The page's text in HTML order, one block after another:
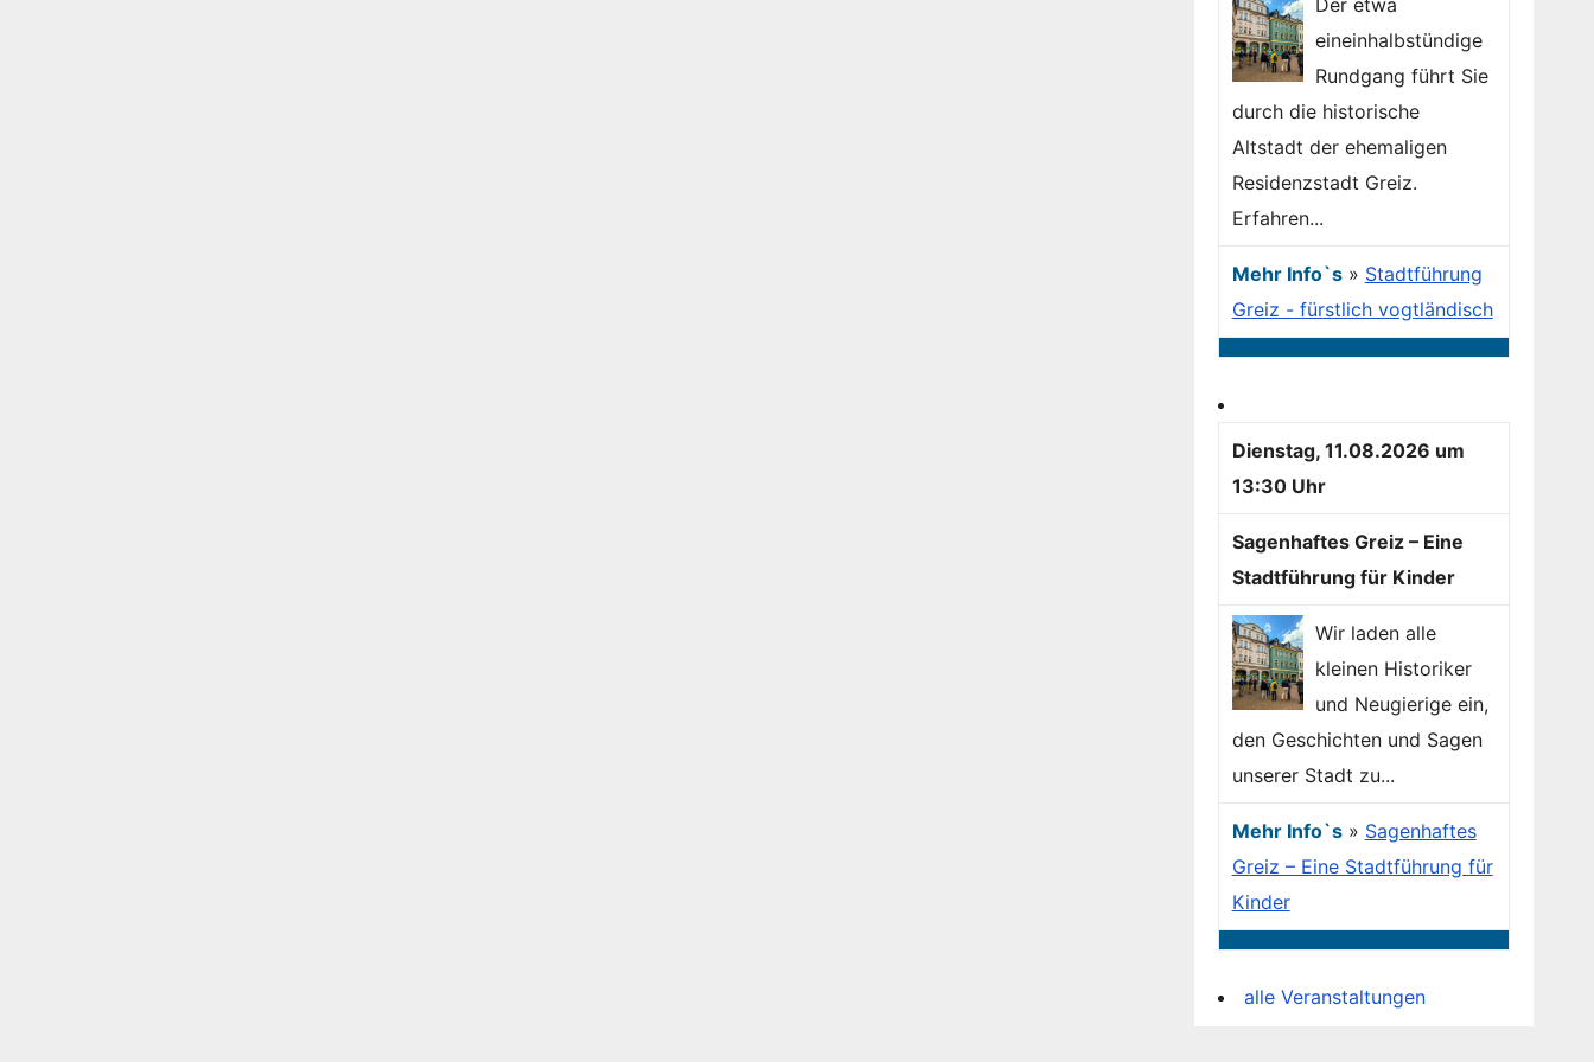
Der etwa
eineinhalbstündige
Rundgang führt Sie
durch die historische
Altstadt der ehemaligen
Residenzstadt Greiz.
Erfahren...
Mehr Info`s» Stadtführung
Greiz - fürstlich vogtländisch
Dienstag, 11.08.2026 um
13:30 Uhr
Sagenhaftes Greiz – Eine
Stadtführung für Kinder
Wir laden alle
kleinen Historiker
und Neugierige ein,
den Geschichten und Sagen
unserer Stadt zu...
Mehr Info`s» Sagenhaftes
Greiz – Eine Stadtführung für
Kinder
alle Veranstaltungen